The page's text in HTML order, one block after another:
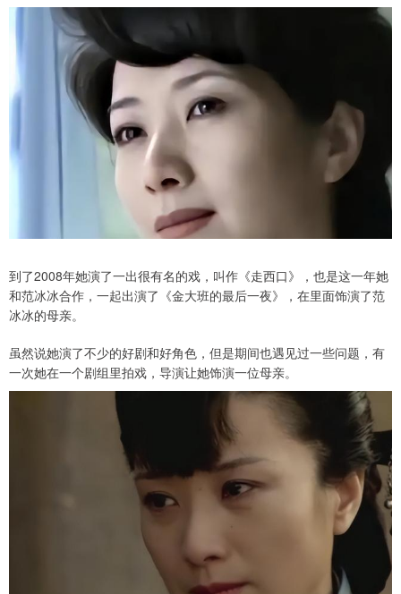
到了2008年她演了一出很有名的戏，叫作《走西口》，也是这一年她
和范冰冰合作，一起出演了《金大班的最后一夜》，在里面饰演了范
冰冰的母亲。
虽然说她演了不少的好剧和好角色，但是期间也遇见过一些问题，有
一次她在一个剧组里拍戏，导演让她饰演一位母亲。